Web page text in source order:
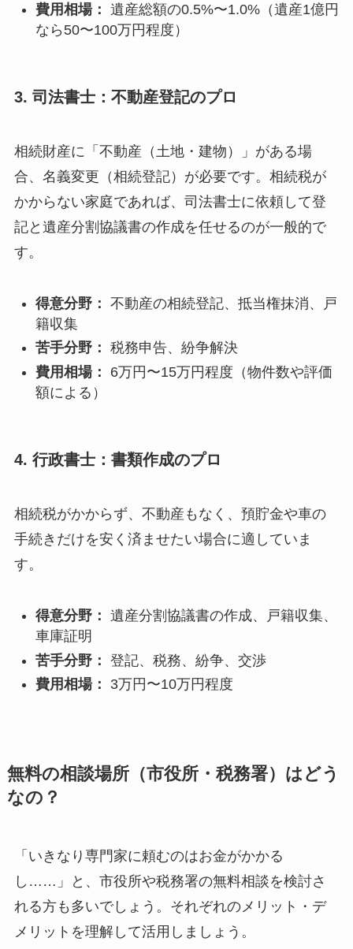
費用相場： 遺産総額の0.5%〜1.0%（遺産1億円
なら50〜100万円程度）
3. 司法書士：不動産登記のプロ
相続財産に「不動産（土地・建物）」がある場
合、名義変更（相続登記）が必要です。相続税が
かからない家庭であれば、司法書士に依頼して登
記と遺産分割協議書の作成を任せるのが一般的で
す。
得意分野： 不動産の相続登記、抵当権抹消、戸
籍収集
苦手分野： 税務申告、紛争解決
費用相場：
6万円〜15万円程度（物件数や評価
額による）
4. 行政書士：書類作成のプロ
相続税がかからず、不動産もなく、預貯金や車の
手続きだけを安く済ませたい場合に適していま
す。
得意分野： 遺産分割協議書の作成、戸籍収集、
車庫証明
苦手分野： 登記、税務、紛争、交渉
費用相場：
3万円〜10万円程度
無料の相談場所（市役所・税務署）はどう
なの？
「いきなり専門家に頼むのはお金がかかる
し……」と、市役所や税務署の無料相談を検討さ
れる方も多いでしょう。それぞれのメリット・デ
メリットを理解して活用しましょう。